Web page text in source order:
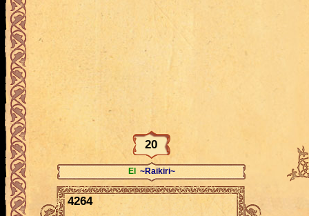
20
El ~Raikiri~
4264